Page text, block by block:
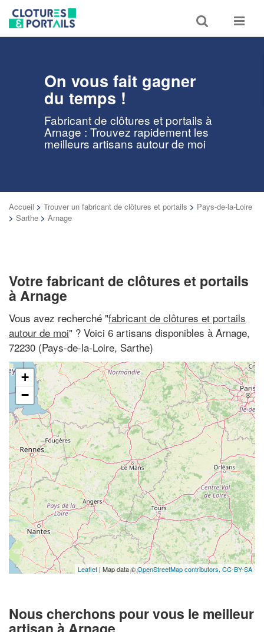
Toggle
search
Toggle
On vous fait gagner
du temps !
Fabricant de clôtures et portails à
Arnage : Trouvez rapidement les
meilleurs artisans autour de moi
Accueil > Trouver un fabricant de clôtures et portails > Pays-de-la-Loire
> Sarthe > Arnage
Votre fabricant de clôtures et portails
à Arnage
Vous avez recherché "fabricant de clôtures et portails
autour de moi" ? Voici 6 artisans disponibles à Arnage,
72230 (Pays-de-la-Loire, Sarthe)
+
−
Leaflet | Map data ©OpenStreetMap contributors, CC-BY-SA
Nous cherchons pour vous le meilleur